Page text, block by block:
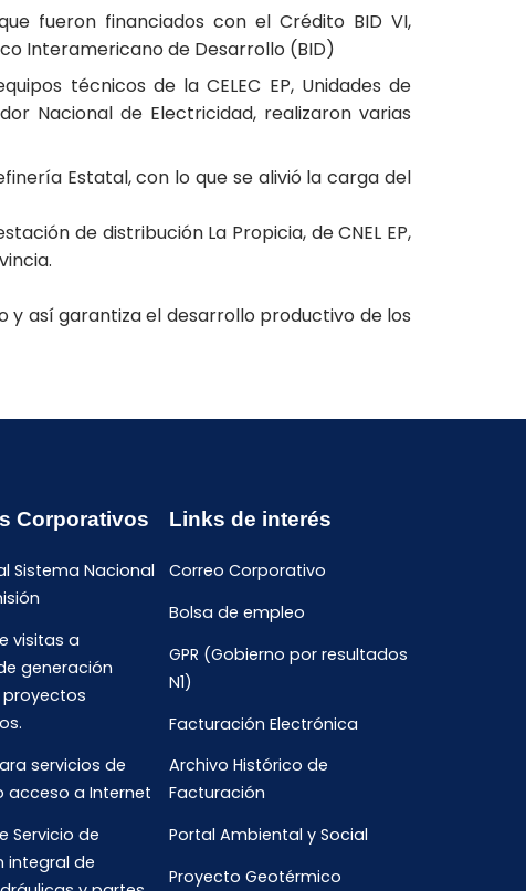
fueron financiados con el Crédito BID VI,
Interamericano de Desarrollo (BID)
técnicos de la CELEC EP, Unidades de
Nacional de Electricidad, realizaron varias
Estatal, con lo que se alivió la carga del
de distribución La Propicia, de CNEL EP,
así garantiza el desarrollo productivo de los
Corporativos
Sistema Nacional
visitas a
generación
servicios de
acceso a Internet
Servicio de
integral de
Links de interés
Correo Corporativo
Bolsa de empleo
GPR (Gobierno por resultados
N1)
Facturación Electrónica
Archivo Histórico de
Facturación
Portal Ambiental y Social
Proyecto Geotérmico